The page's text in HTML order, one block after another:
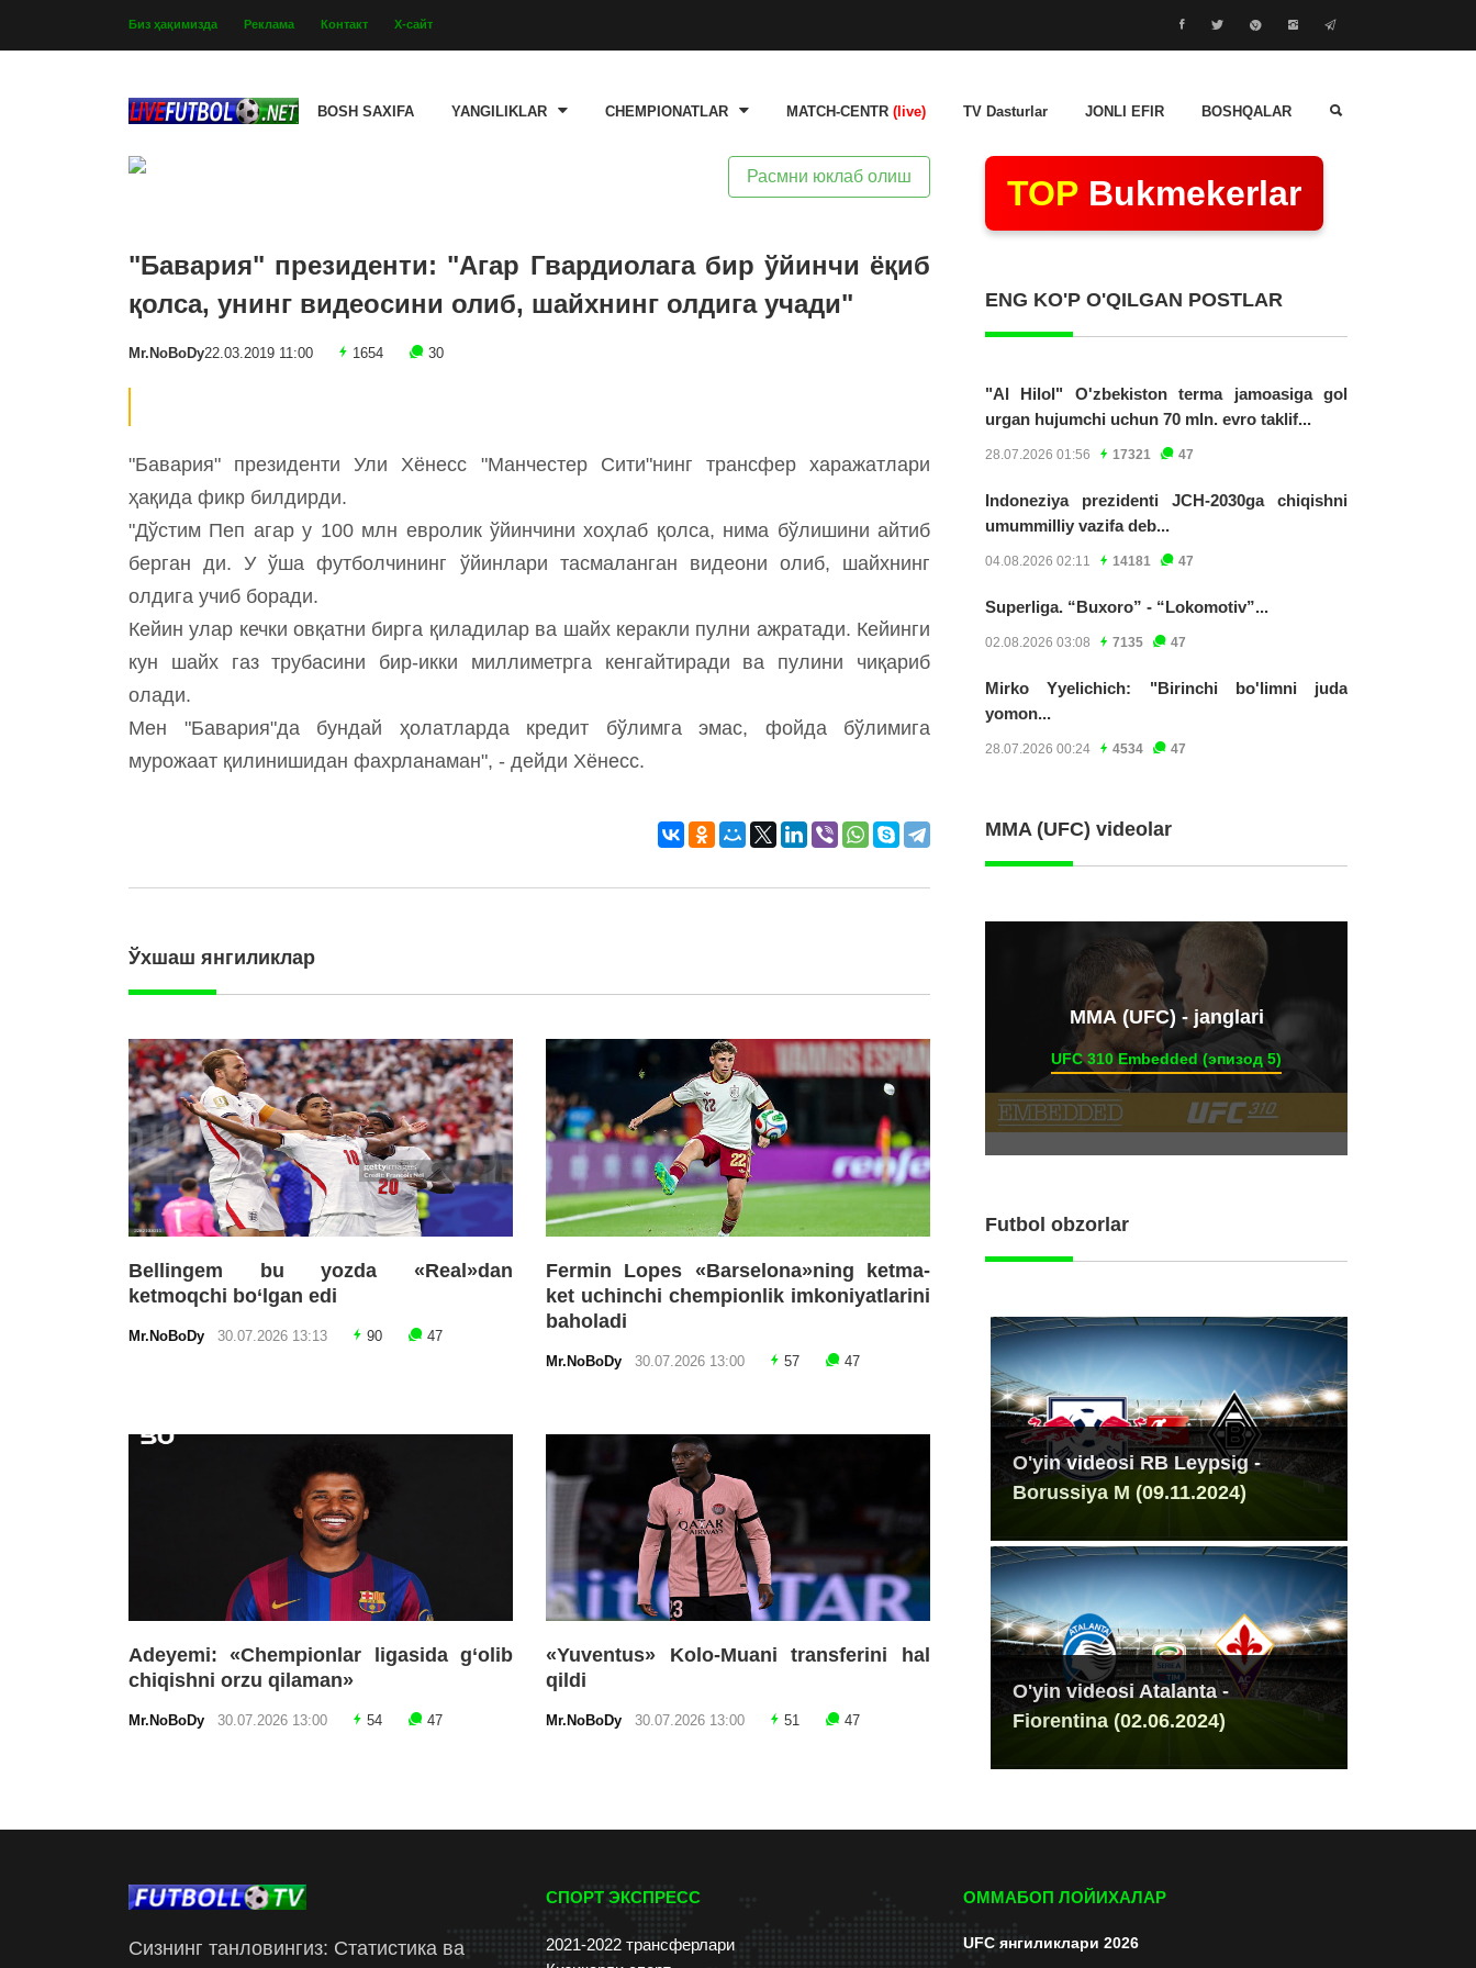
Биз ҳақимизда Реклама Контакт Х-сайт
BOSH SAXIFA YANGILIKLAR CHEMPIONATLAR MATCH-CENTR (live) TV Dasturlar JONLI EFIR BOSHQALAR
Расмни юклаб олиш
"Бавария" президенти: "Агар Гвардиолага бир ўйинчи ёқиб
қолса, унинг видеосини олиб, шайхнинг олдига учади"
Mr.NoBoDy22.03.2019 11:00 1654 30
"Бавария" президенти Ули Хёнесс "Манчестер Сити"нинг трансфер харажатлари
ҳақида фикр билдирди.
"Дўстим Пеп агар у 100 млн евролик ўйинчини хоҳлаб қолса, нима бўлишини айтиб
берган ди. У ўша футболчининг ўйинлари тасмаланган видеони олиб, шайхнинг
олдига учиб боради.
Кейин улар кечки овқатни бирга қиладилар ва шайх керакли пулни ажратади. Кейинги
кун шайх газ трубасини бир-икки миллиметрга кенгайтиради ва пулини чиқариб
олади.
Мен "Бавария"да бундай ҳолатларда кредит бўлимга эмас, фойда бўлимига
мурожаат қилинишидан фахрланаман", - дейди Хёнесс.
Ўхшаш янгиликлар
Bellingem bu yozda «Real»dan
ketmoqchi bo‘lgan edi
Mr.NoBoDy 30.07.2026 13:13 90 47
Fermin Lopes «Barselona»ning ketma-
ket uchinchi chempionlik imkoniyatlarini
baholadi
Mr.NoBoDy 30.07.2026 13:00 57 47
Adeyemi: «Chempionlar ligasida g‘olib
chiqishni orzu qilaman»
Mr.NoBoDy 30.07.2026 13:00 54 47
«Yuventus» Kolo-Muani transferini hal
qildi
Mr.NoBoDy 30.07.2026 13:00 51 47
TOP Bukmekerlar
ENG KO'P O'QILGAN POSTLAR
"Al Hilol" O'zbekiston terma jamoasiga gol
urgan hujumchi uchun 70 mln. evro taklif...
28.07.2026 01:56 17321 47
Indoneziya prezidenti JCH-2030ga chiqishni
umummilliy vazifa deb...
04.08.2026 02:11 14181 47
Superliga. “Buxoro” - “Lokomotiv”...
02.08.2026 03:08 7135 47
Mirko Yyelichich: "Birinchi bo'limni juda
yomon...
28.07.2026 00:24 4534 47
MMA (UFC) videolar
ММА (UFC) - janglari
UFC 310 Embedded (эпизод 5)
Futbol obzorlar
O'yin videosi RB Leypsig -
Borussiya M (09.11.2024)
O'yin videosi Atalanta -
Fiorentina (02.06.2024)
Сизнинг танловингиз: Статистика ва
СПОРТ ЭКСПРЕСС
2021-2022 трансферлари
ОММАБОП ЛОЙИХАЛАР
UFC янгиликлари 2026